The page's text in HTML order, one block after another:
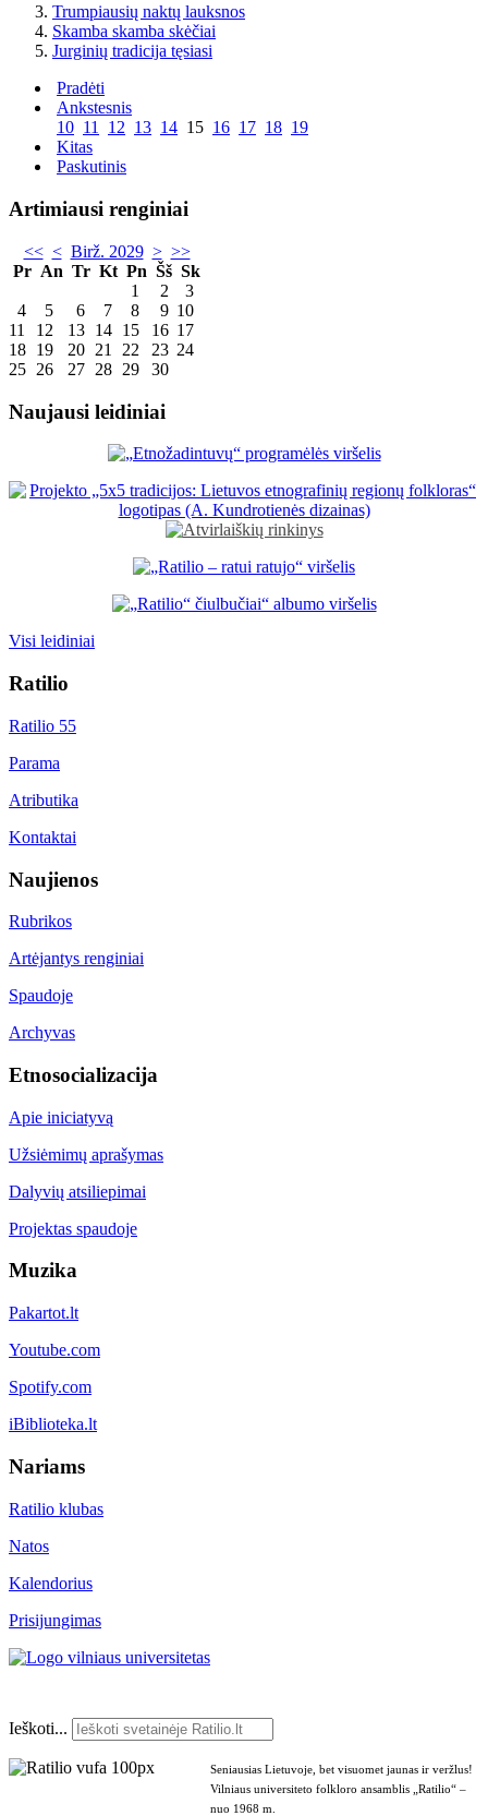
Trumpiausių naktų lauksnos
Skamba skamba skėčiai
Jurginių tradicija tęsiasi
Pradėti
Ankstesnis
10 11 12 13 14 15 16 17 18 19
Kitas
Paskutinis
Artimiausi renginiai
<< < Birž. 2029 > >>
Pr An Tr Kt Pn Šš Sk
1
2
3
4
5 6 7 8 9 10
11
12 13 14 15 16 17
18 19 20 21 22 23 24
25 26 27 28 29 30
Naujausi leidiniai
Visi leidiniai
Ratilio
Ratilio 55
Parama
Atributika
Kontaktai
Naujienos
Rubrikos
Artėjantys renginiai
Spaudoje
Archyvas
Etnosocializacija
Apie iniciatyvą
Užsiėmimų aprašymas
Dalyvių atsiliepimai
Projektas spaudoje
Muzika
Pakartot.lt
Youtube.com
Spotify.com
iBiblioteka.lt
Nariams
Ratilio klubas
Natos
Kalendorius
Prisijungimas
Ieškoti...
Seniausias Lietuvoje, bet visuomet jaunas ir veržlus!
Vilniaus universiteto folkloro ansamblis „Ratilio“ –
nuo 1968 m.